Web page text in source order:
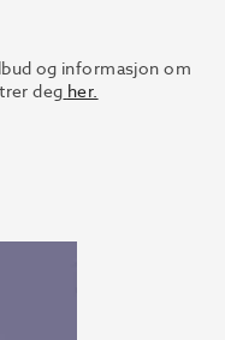
og informasjon om
deg her.